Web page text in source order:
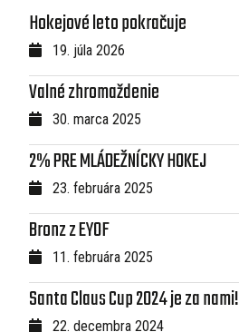
Hokejové leto pokračuje
19. júla 2026
Valné zhromaždenie
30. marca 2025
2% PRE MLÁDEŽNÍCKY HOKEJ
23. februára 2025
Bronz z EYOF
11. februára 2025
Santa Claus Cup 2024 je za nami!
22. decembra 2024